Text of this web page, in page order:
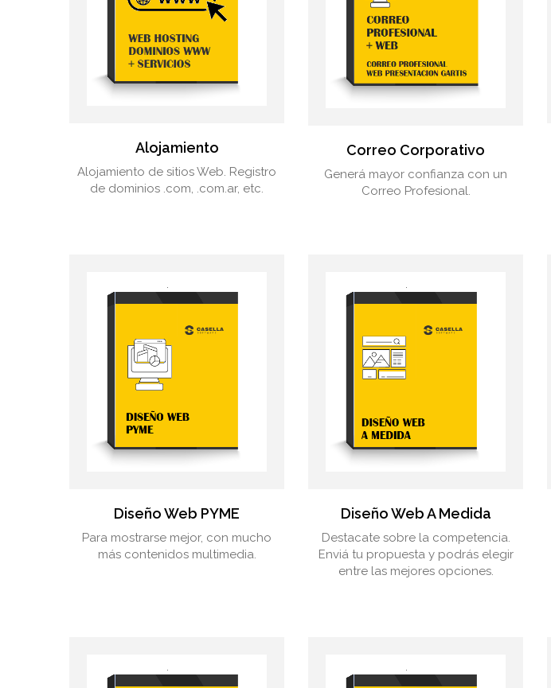
Alojamiento
Alojamiento de sitios Web. Registro
de dominios .com, .com.ar, etc.
Correo Corporativo
Generá mayor confianza con un
Correo Profesional.
Diseño Web PYME
Para mostrarse mejor, con mucho
más contenidos multimedia.
Diseño Web A Medida
Destacate sobre la competencia.
Enviá tu propuesta y podrás elegir
entre las mejores opciones.